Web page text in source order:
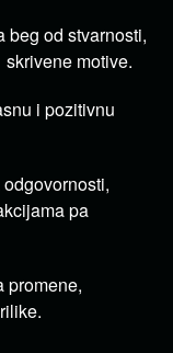
beg od stvarnosti,
motive.
i pozitivnu
pa
promene,